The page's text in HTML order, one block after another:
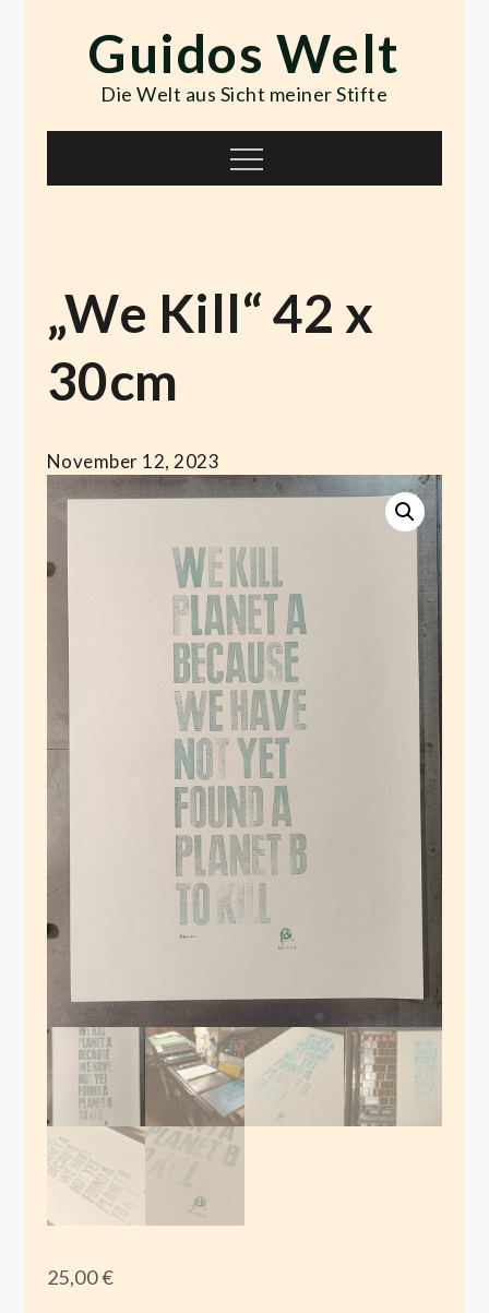
contentGuidos Welt
Die Welt aus Sicht meiner Stifte
Menu
„We Kill“ 42 x
30cm
November 12, 2023
25,00€